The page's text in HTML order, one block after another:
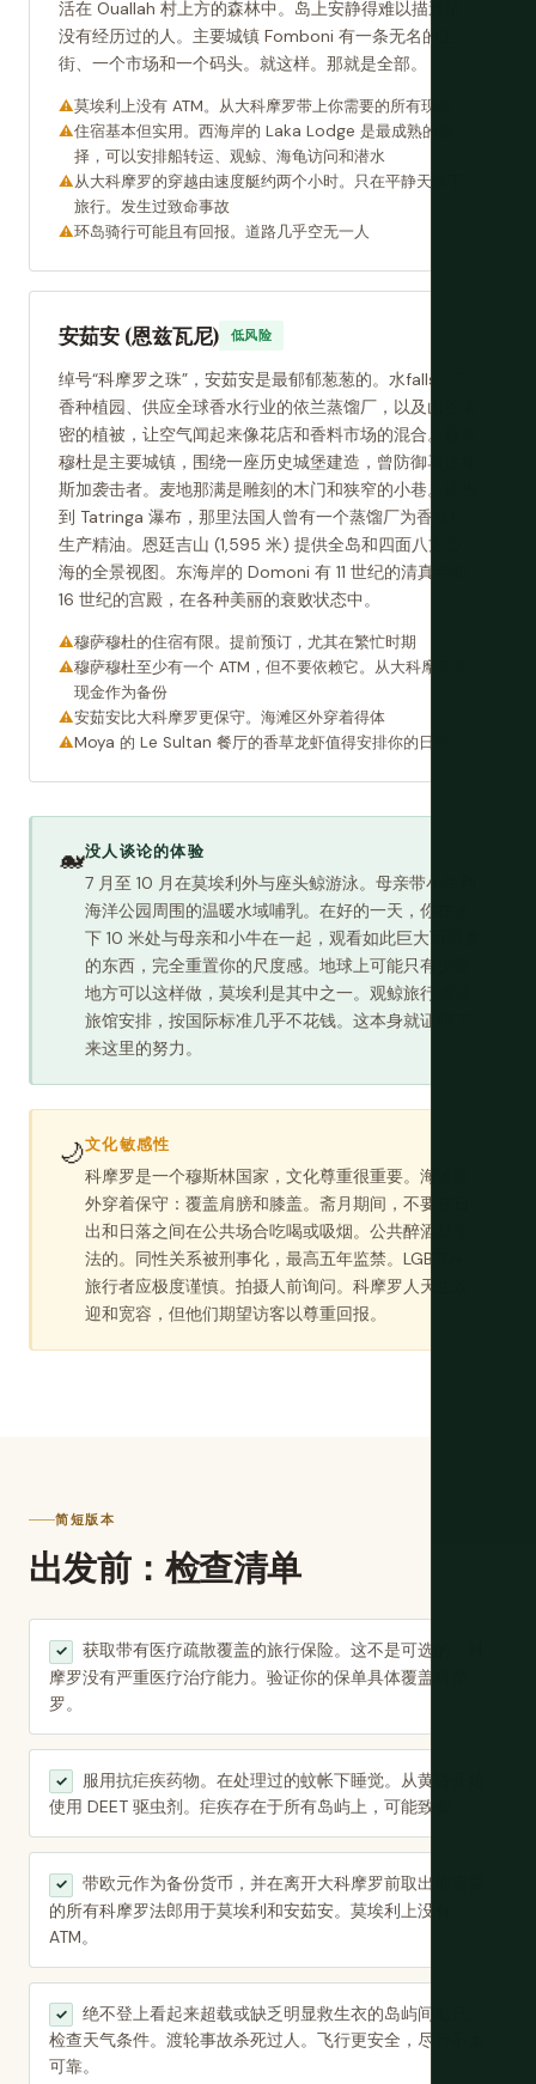
活在 Ouallah 村上方的森林中。岛上安静得难以描述给
没有经历过的人。主要城镇 Fomboni 有一条无名的主
街、一个市场和一个码头。就这样。那就是全部。
莫埃利上没有 ATM。从大科摩罗带上你需要的所有现金
住宿基本但实用。西海岸的 Laka Lodge 是最成熟的选
择，可以安排船转运、观鲸、海龟访问和潜水
从大科摩罗的穿越由速度艇约两个小时。只在平静天气下
旅行。发生过致命事故
环岛骑行可能且有回报。道路几乎空无一人
安茹安 (恩兹瓦尼) 低风险
绰号“科摩罗之珠”，安茹安是最郁郁葱葱的。水falls、丁
香种植园、供应全球香水行业的依兰蒸馏厂，以及山谷浓
密的植被，让空气闻起来像花店和香料市场的混合。穆萨
穆杜是主要城镇，围绕一座历史城堡建造，曾防御马达加
斯加袭击者。麦地那满是雕刻的木门和狭窄的小巷。徒步
到 Tatringa 瀑布，那里法国人曾有一个蒸馏厂为香水厂
生产精油。恩廷吉山 (1,595 米) 提供全岛和四面八方公
海的全景视图。东海岸的 Domoni 有 11 世纪的清真寺和
16 世纪的宫殿，在各种美丽的衰败状态中。
穆萨穆杜的住宿有限。提前预订，尤其在繁忙时期
穆萨穆杜至少有一个 ATM，但不要依赖它。从大科摩罗带
现金作为备份
安茹安比大科摩罗更保守。海滩区外穿着得体
Moya 的 Le Sultan 餐厅的香草龙虾值得安排你的日程
🐋没人谈论的体验
7 月至 10 月在莫埃利外与座头鲸游泳。母亲带小牛到
海洋公园周围的温暖水域哺乳。在好的一天，你在水
下 10 米处与母亲和小牛在一起，观看如此巨大而温柔
的东西，完全重置你的尺度感。地球上可能只有少数
地方可以这样做，莫埃利是其中之一。观鲸旅行通过
旅馆安排，按国际标准几乎不花钱。这本身就证明了
来这里的努力。
🌙文化敏感性
科摩罗是一个穆斯林国家，文化尊重很重要。海滩区
外穿着保守：覆盖肩膀和膝盖。斋月期间，不要在日
出和日落之间在公共场合吃喝或吸烟。公共醉酒是非
法的。同性关系被刑事化，最高五年监禁。LGBTQ+
旅行者应极度谨慎。拍摄人前询问。科摩罗人天生欢
迎和宽容，但他们期望访客以尊重回报。
简短版本
出发前：检查清单
✓
获取带有医疗疏散覆盖的旅行保险。这不是可选的。科
摩罗没有严重医疗治疗能力。验证你的保单具体覆盖科摩
罗。
✓
服用抗疟疾药物。在处理过的蚊帐下睡觉。从黄昏开始
使用 DEET 驱虫剂。疟疾存在于所有岛屿上，可能致命。
✓
带欧元作为备份货币，并在离开大科摩罗前取出你需要
的所有科摩罗法郎用于莫埃利和安茹安。莫埃利上没有
ATM。
✓
绝不登上看起来超载或缺乏明显救生衣的岛屿间船只。
检查天气条件。渡轮事故杀死过人。飞行更安全，尽管不太
可靠。